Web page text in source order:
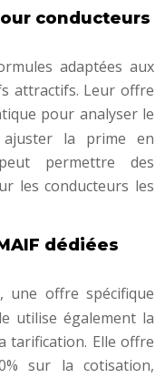
conducteurs
adaptées aux
attractifs. Leur offre
pour analyser le
la prime en
permettre des
les conducteurs les
dédiées
, une offre spécifique
utilise également la
tarification. Elle offre
sur la cotisation,